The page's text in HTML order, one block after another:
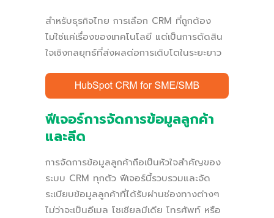
สำหรับธุรกิจไทย การเลือก CRM ที่ถูกต้อง
ไม่ใช่แค่เรื่องของเทคโนโลยี แต่เป็นการตัดสิน
ใจเชิงกลยุทธ์ที่ส่งผลต่อการเติบโตในระยะยาว
ฟีเจอร์การจัดการข้อมูลลูกค้า
และลีด
การจัดการข้อมูลลูกค้าถือเป็นหัวใจสำคัญของ
ระบบ CRM ทุกตัว ฟีเจอร์นี้รวบรวมและจัด
ระเบียบข้อมูลลูกค้าที่ได้รับผ่านช่องทางต่างๆ
ไม่ว่าจะเป็นอีเมล โซเชียลมีเดีย โทรศัพท์ หรือ